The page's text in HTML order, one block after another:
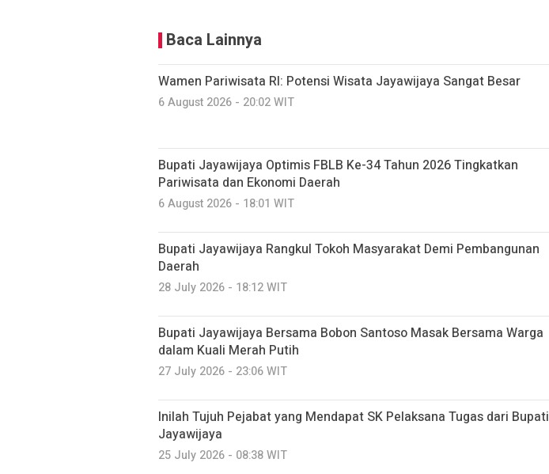
Baca Lainnya
Wamen Pariwisata RI: Potensi Wisata Jayawijaya Sangat Besar
6 August 2026 - 20:02 WIT
Bupati Jayawijaya Optimis FBLB Ke-34 Tahun 2026 Tingkatkan
Pariwisata dan Ekonomi Daerah
6 August 2026 - 18:01 WIT
Bupati Jayawijaya Rangkul Tokoh Masyarakat Demi Pembangunan
Daerah
28 July 2026 - 18:12 WIT
Bupati Jayawijaya Bersama Bobon Santoso Masak Bersama Warga
dalam Kuali Merah Putih
27 July 2026 - 23:06 WIT
Inilah Tujuh Pejabat yang Mendapat SK Pelaksana Tugas dari Bupati
Jayawijaya
25 July 2026 - 08:38 WIT